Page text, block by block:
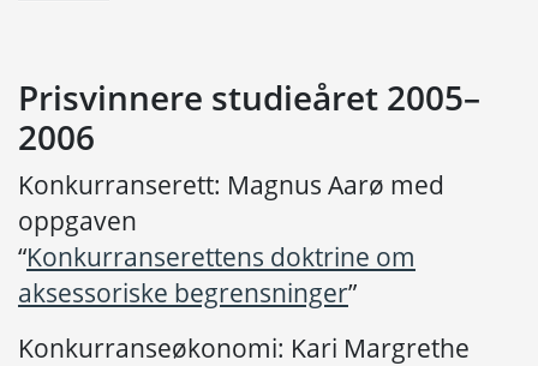
Prisvinnere studieåret 2005–
2006
Konkurranserett: Magnus Aarø med
oppgaven
“Konkurranserettens doktrine om
aksessoriske begrensninger”
Konkurranseøkonomi: Kari Margrethe